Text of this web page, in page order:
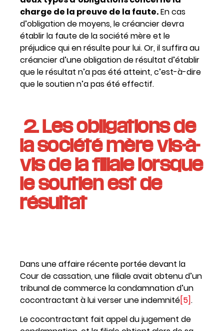
charge de la preuve de la faute.En cas
d’obligation de moyens, le créancier devra
établir la faute de la société mère et le
préjudice qui en résulte pour lui. Or, il suffira au
créancier d’une obligation de résultat d’établir
que le résultat n’a pas été atteint, c’est-à-dire
que le soutien n’a pas été effectif.
2. Les obligations de
la société mère vis-à-
vis de la filiale lorsque
le soutien est de
résultat
Dans une affaire récente portée devant la
Cour de cassation, une filiale avait obtenu d’un
tribunal de commerce la condamnation d’un
cocontractant à lui verser une indemnité[5].
Le cocontractant fait appel du jugement de